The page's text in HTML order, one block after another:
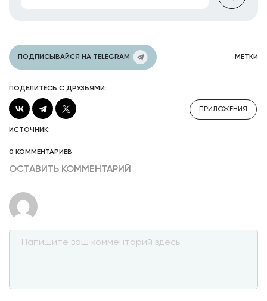
ПОДПИСЫВАЙСЯ НА TELEGRAM МЕТКИ
ПОДЕЛИТЕСЬ С ДРУЗЬЯМИ:
ПРИЛОЖЕНИЯ
ИСТОЧНИК:
0 КОММЕНТАРИЕВ
ОСТАВИТЬ КОММЕНТАРИЙ